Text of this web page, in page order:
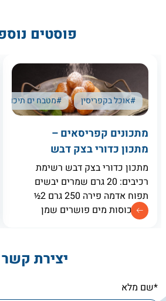
פוסטים
#אוכל בקפריסין #מטבח ים תיכוני
מתכונים קפריסאים –
מתכון כדורי בצק דבש
מתכון כדורי בצק דבש רשימת
רכיבים: 20 גרם שמרים יבשים
תפוח אדמה פירה 250 גרם 2½
– 3 כוסות מים פושרים שמן
לטיגון לסירופ: חצי ק״ג דבש
לימון מקל קינמון שלבי הכנהיצירת קשר
*שם מלא